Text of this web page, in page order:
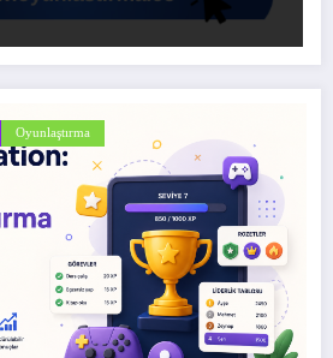
Oyunlaştırma